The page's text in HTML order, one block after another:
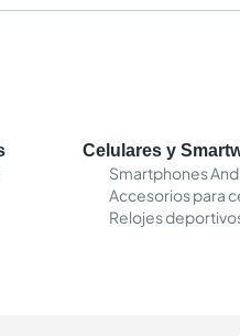
Celulares y
Smartphones
Accesorios para
Relojes